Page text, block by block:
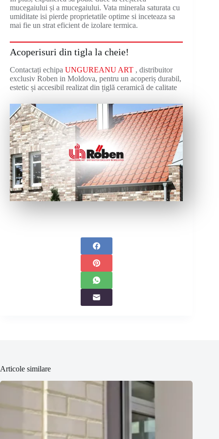
mucegaiului și a mucegaiului. Vata minerala saturata cu
umiditate isi pierde proprietatile optime si inceteaza sa
mai fie un strat eficient de izolare termica.
Acoperisuri din tigla la cheie!
Contactați echipa UNGUREANU ART , distribuitor
exclusiv Roben in Moldova, pentru un acoperiș durabil,
estetic și accesibil realizat din țiglă ceramică de calitate
Articole similare